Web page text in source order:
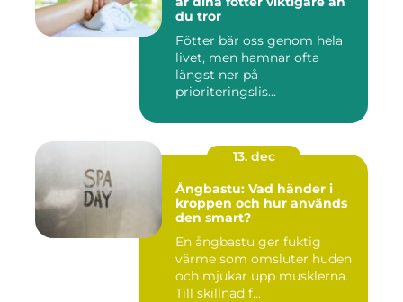
du tror
Fötter bär oss genom hela
livet, men hamnar ofta
längst ner på
prioriteringslis...
13. dec
Ångbastu: Vad händer i
kroppen och hur används
den smart?
En ångbastu ger fuktig
värme som omsluter huden
och mjukar upp musklerna.
Till skillnad f...